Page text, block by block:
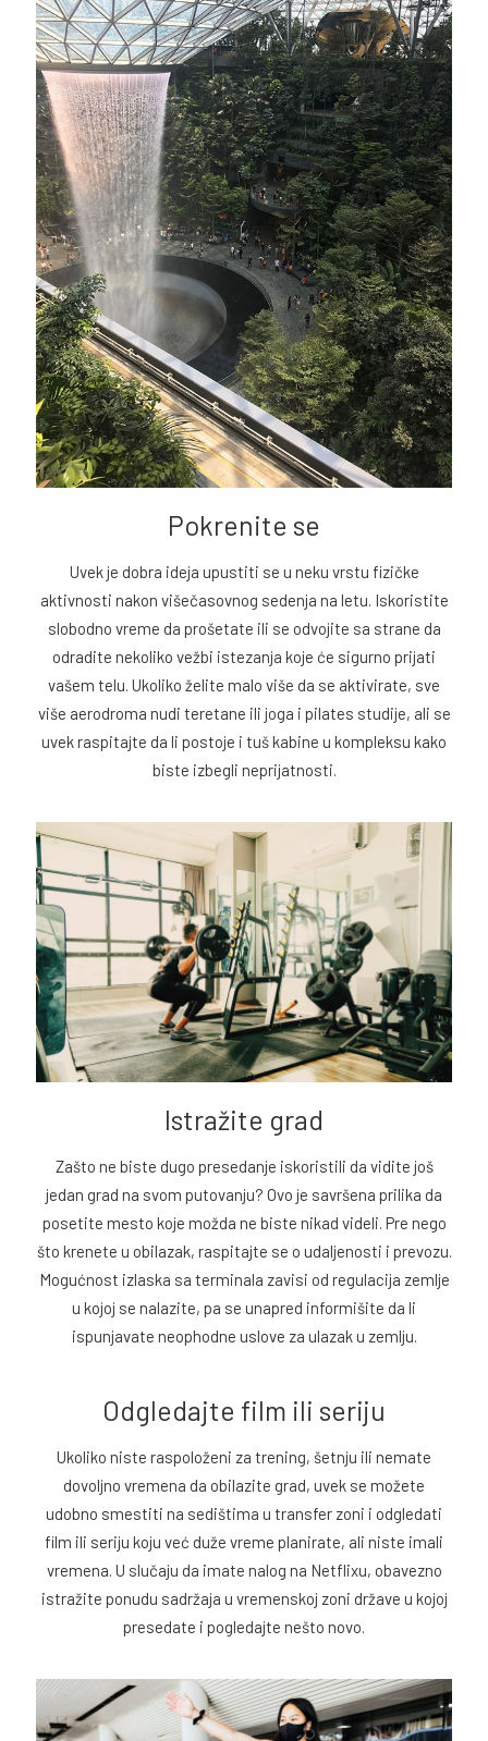
Pokrenite se
Uvek je dobra ideja upustiti se u neku vrstu fizičke
aktivnosti nakon višečasovnog sedenja na letu. Iskoristite
slobodno vreme da prošetate ili se odvojite sa strane da
odradite nekoliko vežbi istezanja koje će sigurno prijati
vašem telu. Ukoliko želite malo više da se aktivirate, sve
više aerodroma nudi teretane ili joga i pilates studije, ali se
uvek raspitajte da li postoje i tuš kabine u kompleksu kako
biste izbegli neprijatnosti.
Istražite grad
Zašto ne biste dugo presedanje iskoristili da vidite još
jedan grad na svom putovanju? Ovo je savršena prilika da
posetite mesto koje možda ne biste nikad videli. Pre nego
što krenete u obilazak, raspitajte se o udaljenosti i prevozu.
Mogućnost izlaska sa terminala zavisi od regulacija zemlje
u kojoj se nalazite, pa se unapred informišite da li
ispunjavate neophodne uslove za ulazak u zemlju.
Odgledajte film ili seriju
Ukoliko niste raspoloženi za trening, šetnju ili nemate
dovoljno vremena da obilazite grad, uvek se možete
udobno smestiti na sedištima u transfer zoni i odgledati
film ili seriju koju već duže vreme planirate, ali niste imali
vremena. U slučaju da imate nalog na Netflixu, obavezno
istražite ponudu sadržaja u vremenskoj zoni države u kojoj
presedate i pogledajte nešto novo.